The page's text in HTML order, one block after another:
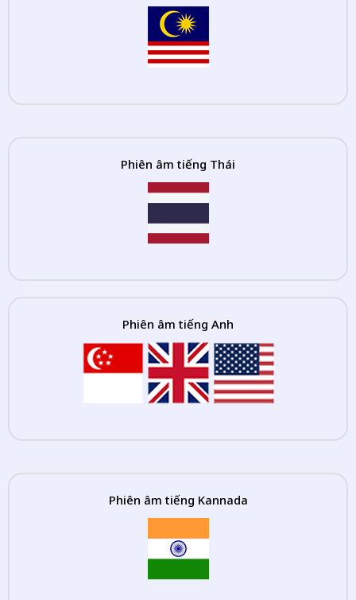
Phiên âm tiếng Thái
Phiên âm tiếng Anh
Phiên âm tiếng Kannada